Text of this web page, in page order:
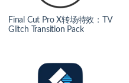
Final Cut Pro X转场特效：TV
Glitch Transition Pack